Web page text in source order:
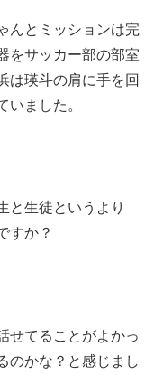
んとミッションは完
をサッカー部の部室
は瑛斗の肩に手を回
いました。
と生徒というより
すか？
せてることがよかっ
のかな？と感じまし